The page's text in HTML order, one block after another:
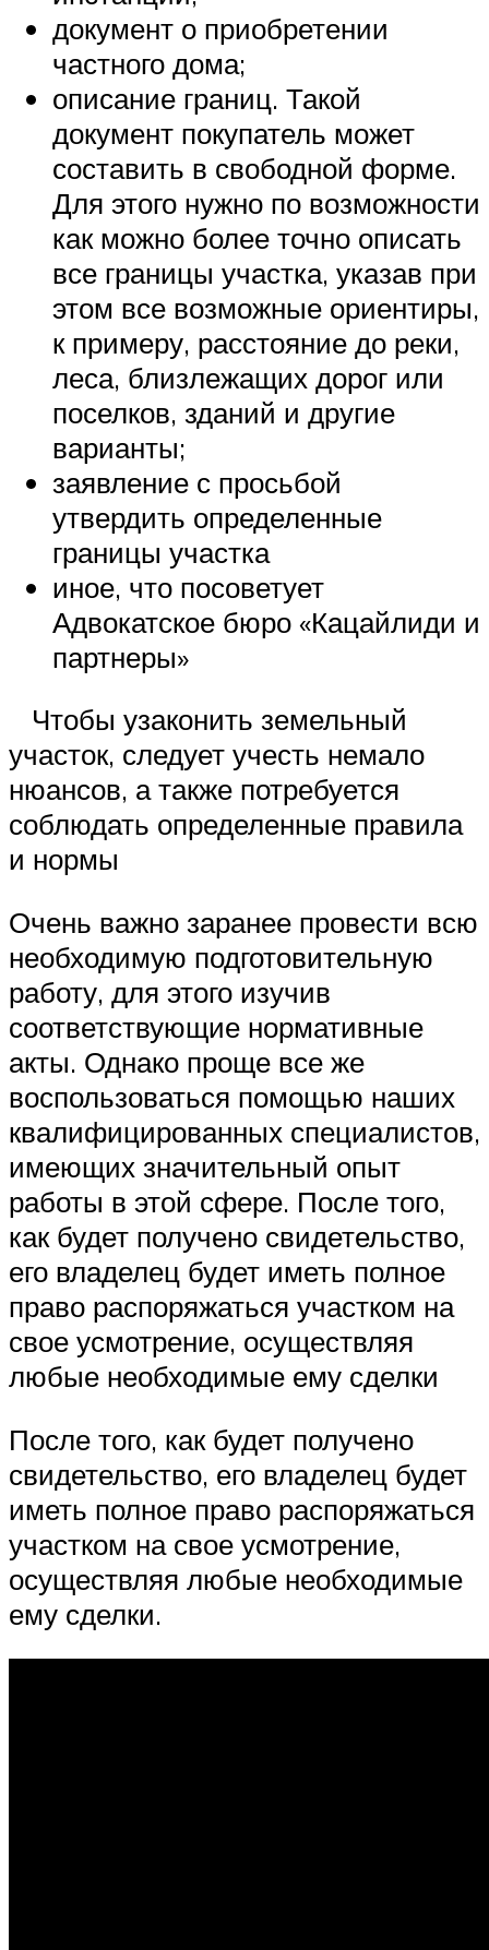
документ о приобретении
частного дома;
описание границ. Такой
документ покупатель может
составить в свободной форме.
Для этого нужно по возможности
как можно более точно описать
все границы участка, указав при
этом все возможные ориентиры,
к примеру, расстояние до реки,
леса, близлежащих дорог или
поселков, зданий и другие
варианты;
заявление с просьбой
утвердить определенные
границы участка
иное, что посоветует
Адвокатское бюро «Кацайлиди и
партнеры»
Чтобы узаконить земельный
участок, следует учесть немало
нюансов, а также потребуется
соблюдать определенные правила
и нормы
Очень важно заранее провести всю
необходимую подготовительную
работу, для этого изучив
соответствующие нормативные
акты. Однако проще все же
воспользоваться помощью наших
квалифицированных специалистов,
имеющих значительный опыт
работы в этой сфере. После того,
как будет получено свидетельство,
его владелец будет иметь полное
право распоряжаться участком на
свое усмотрение, осуществляя
любые необходимые ему сделки
После того, как будет получено
свидетельство, его владелец будет
иметь полное право распоряжаться
участком на свое усмотрение,
осуществляя любые необходимые
ему сделки.